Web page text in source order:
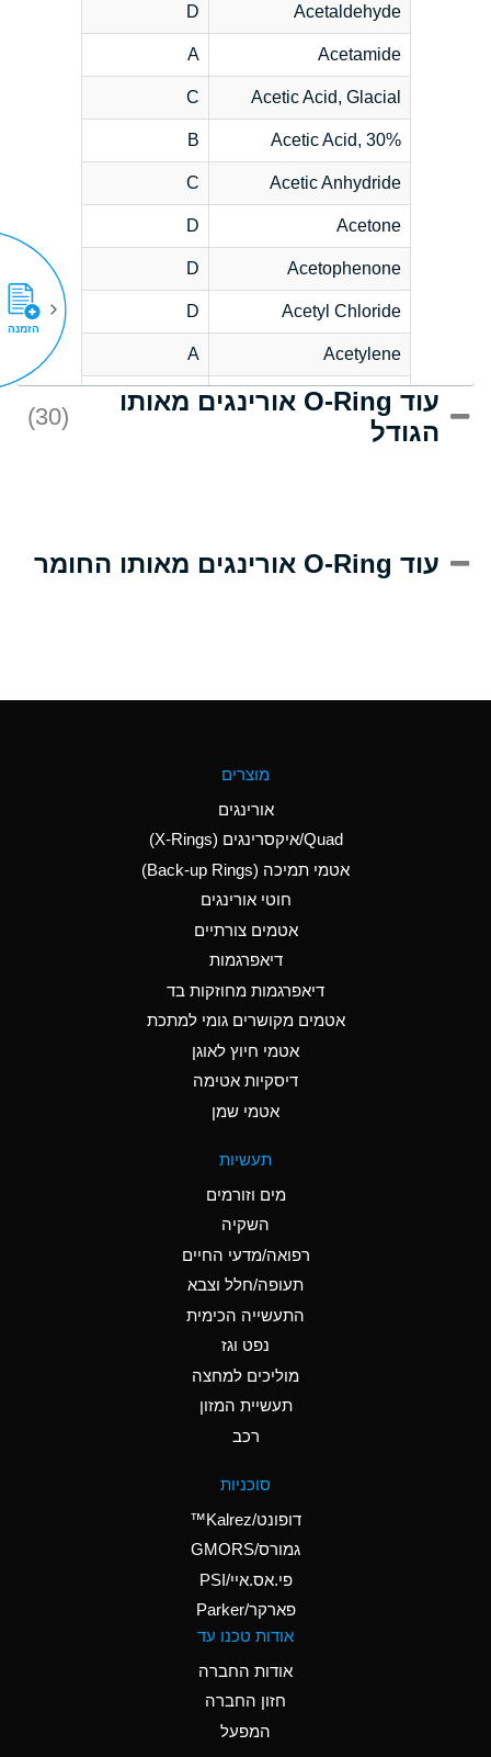
Acetaldehyde
D
Acetamide
A
Acetic Acid, Glacial
C
Acetic Acid, 30%
B
Acetic Anhydride
C
Acetone
D
Acetophenone
D
Acetyl Chloride
D
Acetylene
A
Acrlylonitrile
D
Adipic Acid
(Aqueous)
Aluminum Nitrate
(Aqueous)
Aluminum Phosphate
Ammonia Anhydrous
B
Ammonia Gas (cold)
A
Ammonia Gas (hot)
Ammonium Hydroxide
D
Ammonium Nitrate
Ammonium Nitrite
Ammonium Persulfate
Ammonium Phosphate
A
Ammonium Sulfate
A
Amyl Acetate (Banana
עוד O-Ring אורינגים מאותו
הגודל
(30)
עוד O-Ring אורינגים מאותו החומר
מוצרים
אורינגים
Quad/איקסרינגים (X-Rings)
אטמי תמיכה (Back-up Rings)
חוטי אורינגים
אטמים צורתיים
דיאפרגמות
דיאפרגמות מחוזקות בד
אטמים מקושרים גומי למתכת
אטמי חיוץ לאוגן
דיסקיות אטימה
אטמי שמן
תעשיות
מים וזורמים
השקיה
רפואה/מדעי החיים
תעופה/חלל וצבא
התעשייה הכימית
נפט וגז
מוליכים למחצה
תעשיית המזון
רכב
סוכניות
דופונט/Kalrez™
גמורס/GMORS
פי.אס.איי/PSI
פארקר/Parker
אודות טכנו עד
אודות החברה
חזון החברה
המפעל
הזמנה